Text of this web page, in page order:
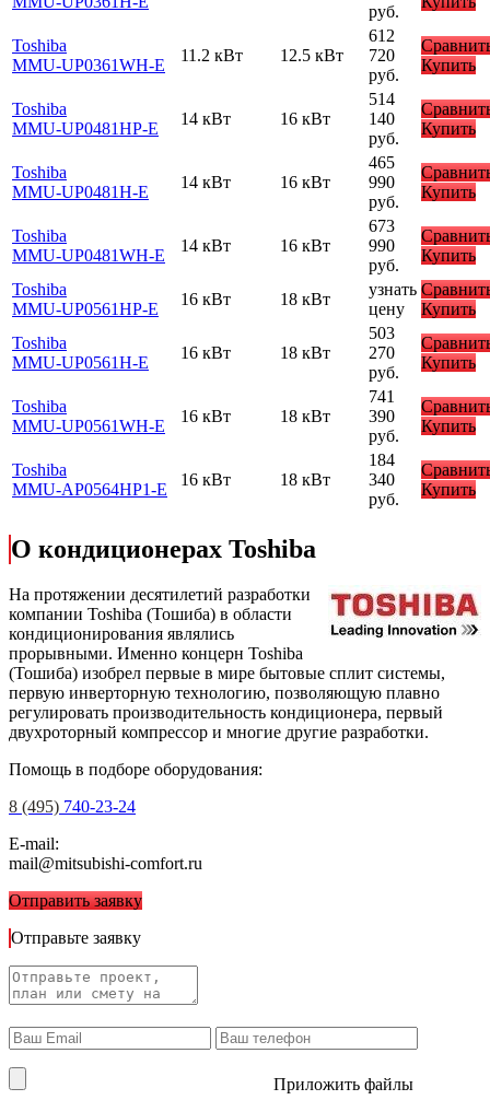
руб.
Toshiba
MMU-UP0361WH-E
11.2 кВт 12.5 кВт
612
720
руб.
Купить
Toshiba
MMU-UP0481HP-E
14 кВт 16 кВт
514
140
руб.
Купить
Toshiba
MMU-UP0481H-E
14 кВт 16 кВт
465
990
руб.
Купить
Toshiba
MMU-UP0481WH-E
14 кВт 16 кВт
673
990
руб.
Купить
Toshiba
MMU-UP0561HP-E
16 кВт 18 кВт
узнать
цену
Купить
Toshiba
MMU-UP0561H-E
16 кВт 18 кВт
503
270
руб.
Купить
Toshiba
MMU-UP0561WH-E
16 кВт 18 кВт
741
390
руб.
Купить
Toshiba
MMU-AP0564HP1-E
16 кВт 18 кВт
184
340
руб.
Купить
О кондиционерах Toshiba
На протяжении десятилетий разработки
компании Toshiba (Тошиба) в области
кондиционирования являлись
прорывными. Именно концерн Toshiba
(Тошиба) изобрел первые в мире бытовые сплит системы,
первую инверторную технологию, позволяющую плавно
регулировать производительность кондиционера, первый
двухроторный компрессор и многие другие разработки.
Помощь в подборе оборудования:
8 (495) 740-23-24
E-mail:
mail@mitsubishi-comfort.ru
Отправить заявку
Отправьте заявку
Приложить файлы